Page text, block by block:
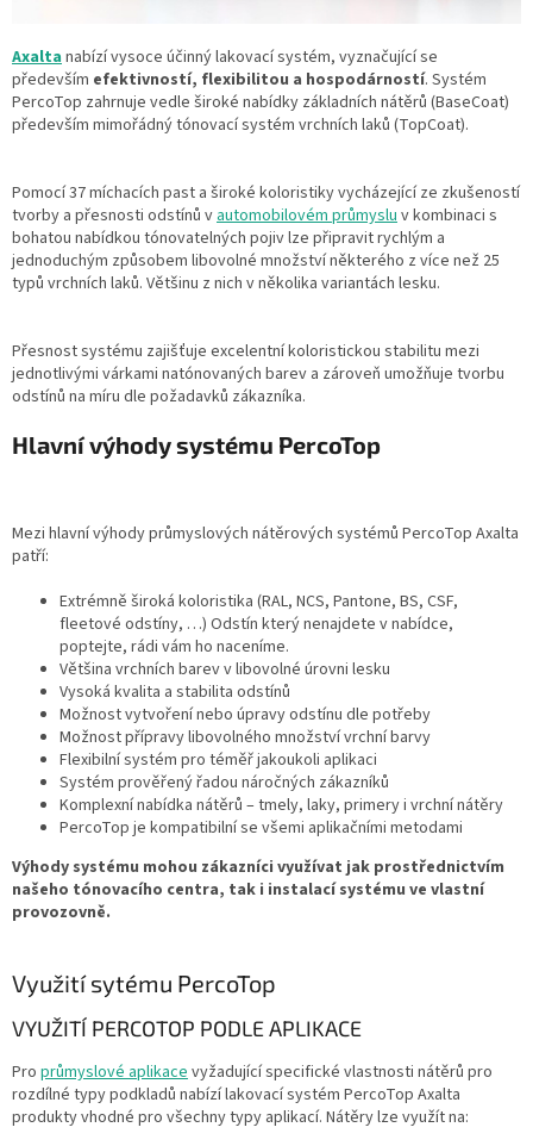
Axaltanabízí vysoce účinný lakovací systém, vyznačující se
především efektivností, flexibilitou a hospodárností. Systém
PercoTop zahrnuje vedle široké nabídky základních nátěrů (BaseCoat)
především mimořádný tónovací systém vrchních laků (TopCoat).
Pomocí 37 míchacích past a široké koloristiky vycházející ze zkušeností
tvorby a přesnosti odstínů vautomobilovém průmysluv kombinaci s
bohatou nabídkou tónovatelných pojiv lze připravit rychlým a
jednoduchým způsobem libovolné množství některého z více než 25
typů vrchních laků. Většinu z nich v několika variantách lesku.
Přesnost systému zajišťuje excelentní koloristickou stabilitu mezi
jednotlivými várkami natónovaných barev a zároveň umožňuje tvorbu
odstínů na míru dle požadavků zákazníka.
Hlavní výhody systému PercoTop
Mezi hlavní výhody průmyslových nátěrových systémů PercoTop Axalta
patří:
Extrémně široká koloristika (RAL, NCS, Pantone, BS, CSF,
fleetové odstíny, …) Odstín který nenajdete v nabídce,
poptejte, rádi vám ho naceníme.
Většina vrchních barev v libovolné úrovni lesku
Vysoká kvalita a stabilita odstínů
Možnost vytvoření nebo úpravy odstínu dle potřeby
Možnost přípravy libovolného množství vrchní barvy
Flexibilní systém pro téměř jakoukoli aplikaci
Systém prověřený řadou náročných zákazníků
Komplexní nabídka nátěrů – tmely, laky, primery i vrchní nátěry
PercoTop je kompatibilní se všemi aplikačními metodami
Výhody systému mohou zákazníci využívat jak prostřednictvím
našeho tónovacího centra, tak i instalací systému ve vlastní
provozovně.
Využití sytému PercoTop
VYUŽITÍ PERCOTOP PODLE APLIKACE
Pro průmyslové aplikace vyžadující specifické vlastnosti nátěrů pro
rozdílné typy podkladů nabízí lakovací systém PercoTop Axalta
produkty vhodné pro všechny typy aplikací. Nátěry lze využít na: